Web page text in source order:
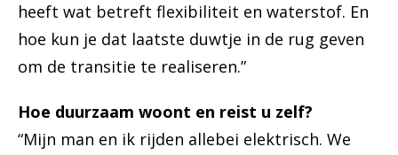
heeft wat betreft flexibiliteit en waterstof. En
hoe kun je dat laatste duwtje in de rug geven
om de transitie te realiseren.”
Hoe duurzaam woont en reist u zelf?
“Mijn man en ik rijden allebei elektrisch. We